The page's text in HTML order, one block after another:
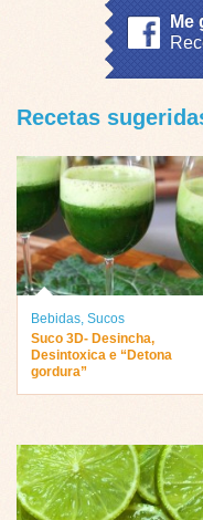
Me
Recetas
Bebidas, Sucos
Suco 3D- Desincha,
Desintoxica e “Detona
gordura”